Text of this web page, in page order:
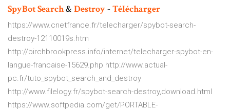
SpyBotSearch&Destroy- Télécharger
https://www.cnetfrance.fr/telecharger/spybot-search-
destroy-12110019s.htm
http://birchbrookpress.info/internet/telecharger-spybot-en-
langue-francaise-15629.php http://www.actual-
pc.fr/tuto_spybot_search_and_destroy
http://www.filelogy.fr/spybot-search-destroy,download.html
https://www.softpedia.com/get/PORTABLE-